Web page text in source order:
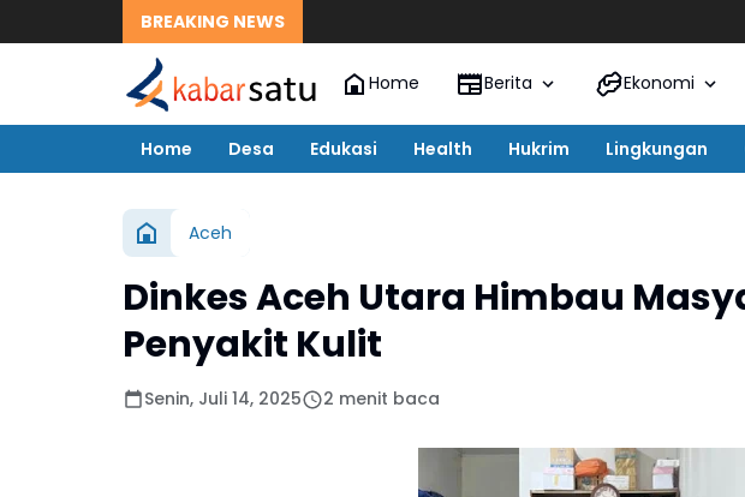
BREAKING NEWS
Home Berita Ekonomi
Home Desa Edukasi Health Hukrim Lingkungan
Aceh
Dinkes Aceh Utara Himbau
Penyakit Kulit
Senin, Juli 14, 2025 2 menit baca